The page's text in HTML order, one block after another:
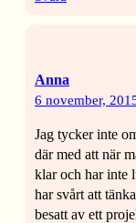
Anna
6 november,
Jag tycker inte
där med att när
klar och har inte
har svårt att
besatt av ett